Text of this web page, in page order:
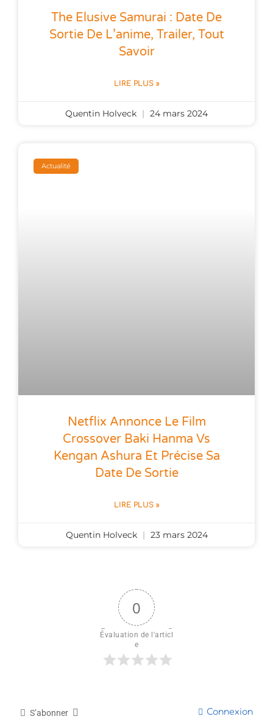
The Elusive Samurai : Date De
Sortie De L’anime, Trailer, Tout
Savoir
LIRE PLUS »
Quentin Holveck 24 mars 2024
Actualité
Netflix Annonce Le Film
Crossover Baki Hanma Vs
Kengan Ashura Et Précise Sa
Date De Sortie
LIRE PLUS »
Quentin Holveck 23 mars 2024
0
Évaluation de l'articl
e
S’abonner Connexion